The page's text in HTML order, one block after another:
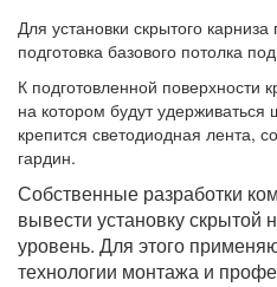
Для установки скрытого
подготовка базового потолка
К подготовленной поверхности
на котором будут
крепится светодиодная
гардин.
Собственные разработки
вывести установку
уровень. Для этого
технологии монтажа и